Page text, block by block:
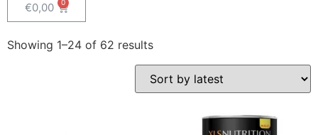
€0,00
Showing 1–24 of 62 results